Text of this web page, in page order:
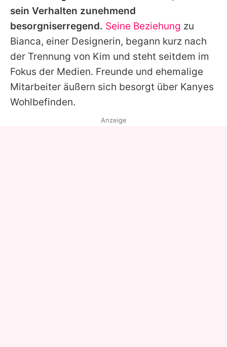
sein Verhalten zunehmend
besorgniserregend. Seine Beziehung zu
Bianca, einer Designerin, begann kurz nach
der Trennung von Kim und steht seitdem im
Fokus der Medien. Freunde und ehemalige
Mitarbeiter äußern sich besorgt über Kanyes
Wohlbefinden.
Anzeige